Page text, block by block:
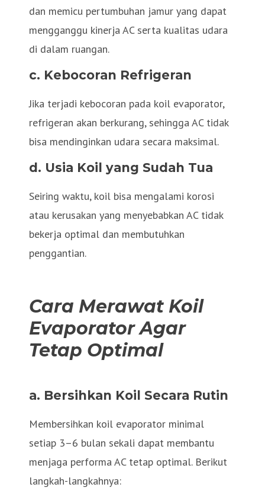
dan memicu pertumbuhan jamur yang dapat
mengganggu kinerja AC serta kualitas udara
di dalam ruangan.
c. Kebocoran Refrigeran
Jika terjadi kebocoran pada koil evaporator,
refrigeran akan berkurang, sehingga AC tidak
bisa mendinginkan udara secara maksimal.
d. Usia Koil yang Sudah Tua
Seiring waktu, koil bisa mengalami korosi
atau kerusakan yang menyebabkan AC tidak
bekerja optimal dan membutuhkan
penggantian.
Cara Merawat Koil
Evaporator Agar
Tetap Optimal
a. Bersihkan Koil Secara Rutin
Membersihkan koil evaporator minimal
setiap 3–6 bulan sekali dapat membantu
menjaga performa AC tetap optimal. Berikut
langkah-langkahnya: